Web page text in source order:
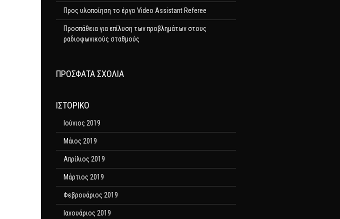
Προς υλοποίηση το έργο Video Assistant Referee
Προσπάθεια για επίλυση των προβλημάτων στους
ραδιοφωνικούς σταθμούς
ΠΡΌΣΦΑΤΑ ΣΧΌΛΙΑ
ΙΣΤΟΡΙΚΌ
Ιούνιος 2019
Μάιος 2019
Απρίλιος 2019
Μάρτιος 2019
Φεβρουάριος 2019
Ιανουάριος 2019